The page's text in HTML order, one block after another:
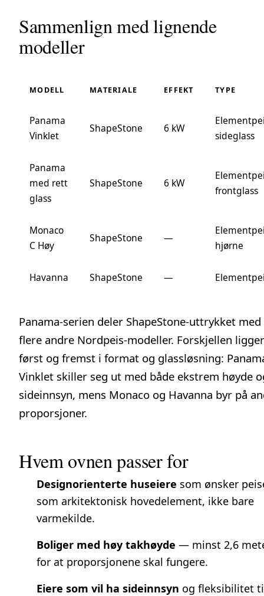
Sammenlign med lignende
modeller
MODELL MATERIALE EFFEKT TYPE
Panama
Vinklet
ShapeStone 6 kW
sideglass
Panama
med rett
glass
ShapeStone 6 kW
frontglass
Monaco
C Høy
ShapeStone —
hjørne
Havanna ShapeStone —
Panama-serien deler ShapeStone-uttrykket med
flere andre Nordpeis-modeller. Forskjellen ligger
først og fremst i format og glassløsning:
Vinklet skiller seg ut med både ekstrem høyde
sideinnsyn, mens Monaco og Havanna byr på
proporsjoner.
Hvem ovnen passer for
Designorienterte huseiere som ønsker
som arkitektonisk hovedelement, ikke bare
varmekilde.
Boliger med høy takhøyde — minst 2,6
for at proporsjonene skal fungere.
Eiere som vil ha sideinnsyn og fleksibilitet